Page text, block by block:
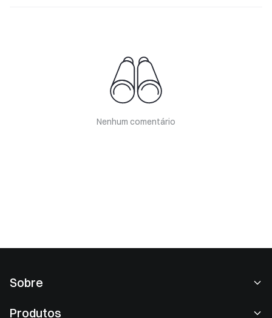
Nenhum comentário
Sobre
Produtos